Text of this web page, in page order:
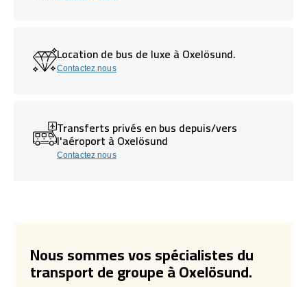
Location de bus de luxe à Oxelösund.
Contactez nous
Transferts privés en bus depuis/vers
l'aéroport à Oxelösund
Contactez nous
Nous sommes vos spécialistes du
transport de groupe à Oxelösund.